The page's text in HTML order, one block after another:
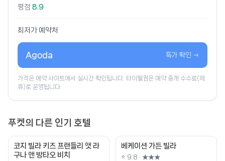
평점 8.9
최저가 예약처
Agoda 특가 확인 →
가격은 예약 사이트에서 실시간 확인됩니다. 타이웰컴은 예약 중개 수수료(제
휴)로 운영됩니다.
푸켓의 다른 인기 호텔
코지 빌라 키즈 프랜들리 앳 라
구나 앤 방타오 비치
베케이션 가든 빌라
⭐ 9.8 · ★★★